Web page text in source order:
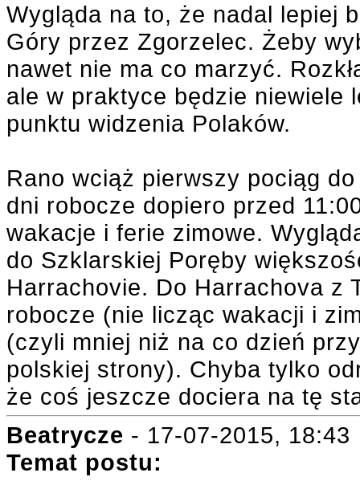
Wygląda na to, że nadal lepiej
Góry przez Zgorzelec. Żeby
nawet nie ma co marzyć.
ale w praktyce będzie niewiele
punktu widzenia Polaków.
Rano wciąż pierwszy pociąg
dni robocze dopiero przed
wakacje i ferie zimowe.
do Szklarskiej Poręby
Harrachovie. Do Harrachova z
robocze (nie licząc wakacji i
(czyli mniej niż na co dzień
polskiej strony). Chyba tylko
że coś jeszcze dociera na tę
Beatrycze - 17-07-2015, 18:43
Temat postu: